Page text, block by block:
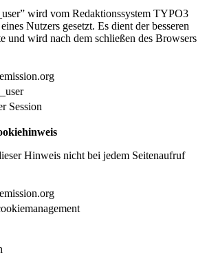
wird vom Redaktionssystem TYPO3
Nutzers gesetzt. Es dient der besseren
und wird nach dem schließen des Browsers
Session
Hinweis nicht bei jedem Seitenaufruf